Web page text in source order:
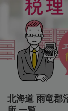
北海道 雨竜郡